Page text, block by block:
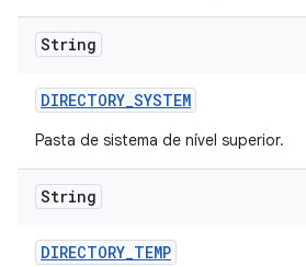
String
DIRECTORY_SYSTEM
Pasta de sistema de nível superior.
String
DIRECTORY_TEMP